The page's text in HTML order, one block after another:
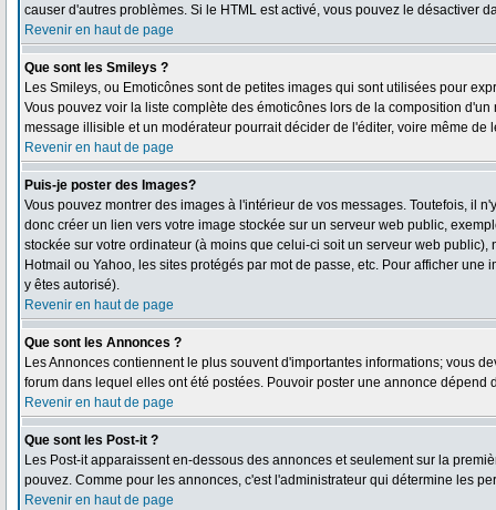
causer d'autres problèmes. Si le HTML est activé, vous pouvez le désactiver
Revenir en haut de page
Que sont les Smileys ?
Les Smileys, ou Emoticônes sont de petites images qui sont utilisées pour
Vous pouvez voir la liste complète des émoticônes lors de la composition
message illisible et un modérateur pourrait décider de l'éditer, voire même de
Revenir en haut de page
Puis-je poster des Images?
Vous pouvez montrer des images à l'intérieur de vos messages. Toutefois, il
donc créer un lien vers votre image stockée sur un serveur web public,
stockée sur votre ordinateur (à moins que celui-ci soit un serveur web
Hotmail ou Yahoo, les sites protégés par mot de passe, etc. Pour afficher
y êtes autorisé).
Revenir en haut de page
Que sont les Annonces ?
Les Annonces contiennent le plus souvent d'importantes informations; vous
forum dans lequel elles ont été postées. Pouvoir poster une annonce
Revenir en haut de page
Que sont les Post-it ?
Les Post-it apparaissent en-dessous des annonces et seulement sur la
pouvez. Comme pour les annonces, c'est l'administrateur qui détermine les
Revenir en haut de page